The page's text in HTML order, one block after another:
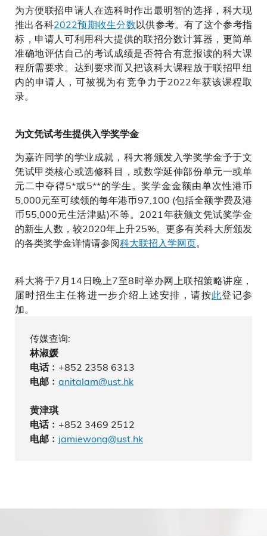
为方便联招申请人在选科时作出最明智的选择，科大现
推出各科2022预期收生分数以供参考。有了这个参考指
标，申请人可利用科大提供的联招分数计算器，更简单
准确地评估自己的考试成绩是否符合有意报读的科大课
程所需要求。达到要求而又把该科大课程放于联招甲组
内的申请人，可被视为有竞争力于2022年获该课程取
录。
为文凭试考生提供入学奖学金
为嘉许同学的学业成就，科大将颁发入学奖学金予于文
凭试甲类核心或选修科目，或数学延伸部份单元一或单
元二中夺得5*或5**的学生。奖学金金额由单次性港币
5,000元至可续领的每年港币97,100 (包括全额学费及港
币55,000元生活津贴)不等。2021年获颁文凭试奖学金
的新生人数，较2020年上升25%。更多有关科大所颁发
的各类奖学金详情请参阅科大联招入学网页。
科大将于7月14日晚上7至8时举办网上联招策略讲座，
届时招生主任将进一步介绍上述安排，请按此登记参
加。
传媒查询:
林淑媛
电话﹕ +852 2358 6313
电邮﹕ anitalam@ust.hk
黄津琪
电话﹕ +852 3469 2512
电邮﹕ jamiewong@ust.hk